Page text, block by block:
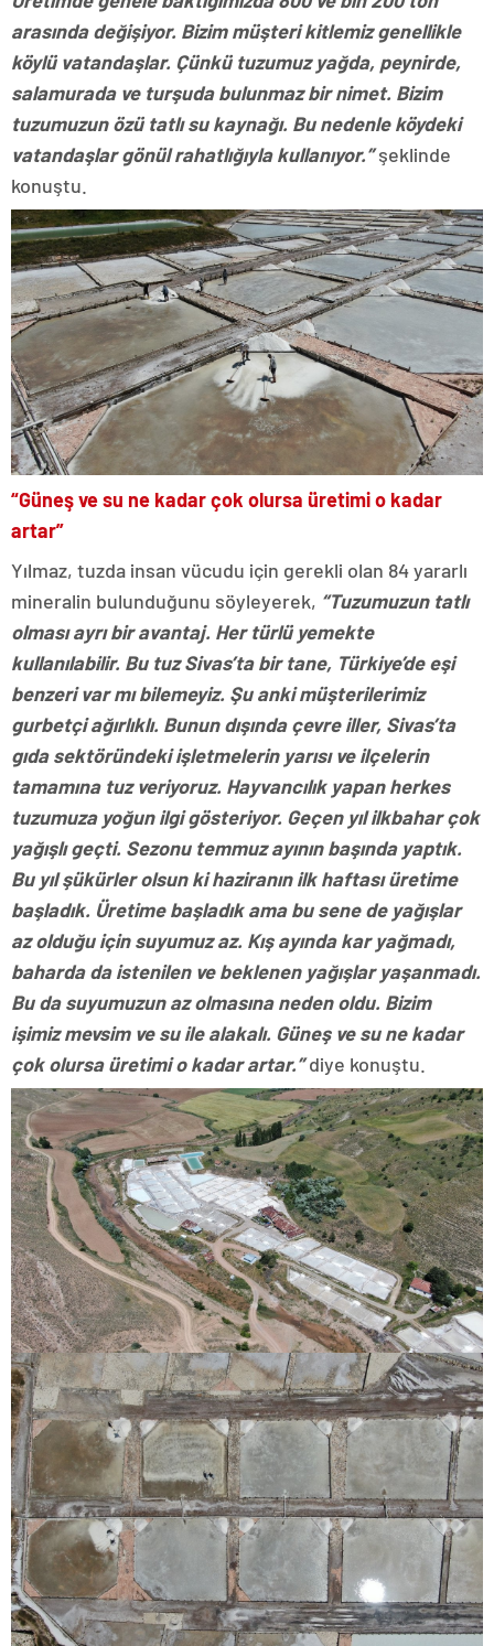
arasında değişiyor. Bizim müşteri kitlemiz genellikle
köylü vatandaşlar. Çünkü tuzumuz yağda, peynirde,
salamurada ve turşuda bulunmaz bir nimet. Bizim
tuzumuzun özü tatlı su kaynağı. Bu nedenle köydeki
vatandaşlar gönül rahatlığıyla kullanıyor.”şeklinde
konuştu.
“Güneş ve su ne kadar çok olursa üretimi o kadar
artar”
Yılmaz, tuzda insan vücudu için gerekli olan 84 yararlı
mineralin bulunduğunu söyleyerek, “Tuzumuzun tatlı
olması ayrı bir avantaj. Her türlü yemekte
kullanılabilir. Bu tuz Sivas’ta bir tane, Türkiye’de eşi
benzeri var mı bilemeyiz. Şu anki müşterilerimiz
gurbetçi ağırlıklı. Bunun dışında çevre iller, Sivas’ta
gıda sektöründeki işletmelerin yarısı ve ilçelerin
tamamına tuz veriyoruz. Hayvancılık yapan herkes
tuzumuza yoğun ilgi gösteriyor. Geçen yıl ilkbahar çok
yağışlı geçti. Sezonu temmuz ayının başında yaptık.
Bu yıl şükürler olsun ki haziranın ilk haftası üretime
başladık. Üretime başladık ama bu sene de yağışlar
az olduğu için suyumuz az. Kış ayında kar yağmadı,
baharda da istenilen ve beklenen yağışlar yaşanmadı.
Bu da suyumuzun az olmasına neden oldu. Bizim
işimiz mevsim ve su ile alakalı. Güneş ve su ne kadar
çok olursa üretimi o kadar artar.”diye konuştu.